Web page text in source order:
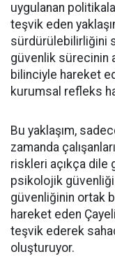
uygulanan
teşvik eden
sürdürülebilirliğini
güvenlik sürecinin
bilinciyle hareket
kurumsal refleks
Bu yaklaşım,
zamanda
riskleri açıkça dile
psikolojik
güvenliğinin ortak
hareket eden Çayeli
teşvik ederek
oluşturuyor.